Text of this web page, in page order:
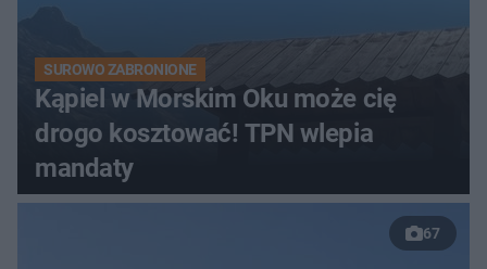
SUROWO ZABRONIONE
Kąpiel w Morskim Oku może cię
drogo kosztować! TPN wlepia
mandaty
67